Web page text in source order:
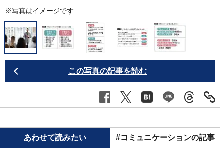
※写真はイメージです
この写真の記事を読む
あわせて読みたい #コミュニケーションの記事